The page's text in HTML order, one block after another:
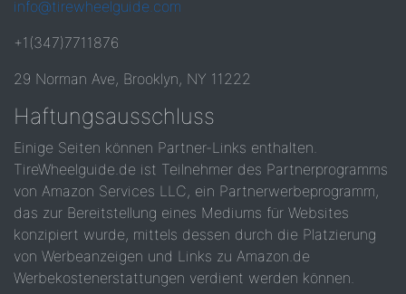
info@tirewheelguide.com
+1(347)7711876
29 Norman Ave, Brooklyn, NY 11222
Haftungsausschluss
Einige Seiten können Partner-Links enthalten.
TireWheelguide.de ist Teilnehmer des Partnerprogramms
von Amazon Services LLC, ein Partnerwerbeprogramm,
das zur Bereitstellung eines Mediums für Websites
konzipiert wurde, mittels dessen durch die Platzierung
von Werbeanzeigen und Links zu Amazon.de
Werbekostenerstattungen verdient werden können.